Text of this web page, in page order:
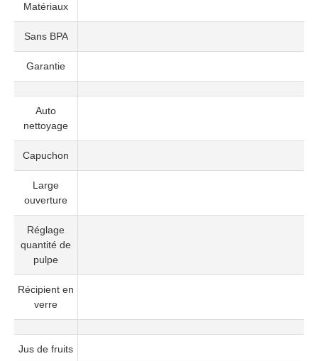
Matériaux
Sans BPA
Garantie
Auto
nettoyage
Capuchon
Large
ouverture
Réglage
quantité de
pulpe
Récipient en
verre
Jus de fruits